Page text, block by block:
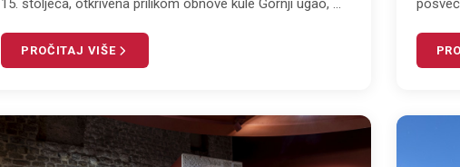
15. stoljeća, otkrivena prilikom obnove kule Gornji ugao, ...
PROČITAJ VIŠE